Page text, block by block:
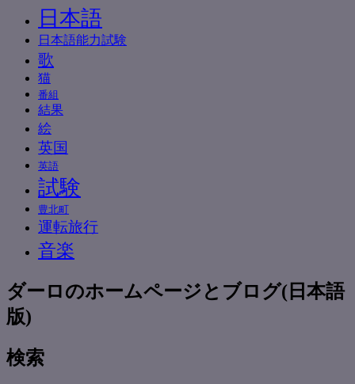
日本語
日本語能力試験
歌
猫
番組
結果
絵
英国
英語
試験
豊北町
運転旅行
音楽
ダーロのホームページとブログ(日本語
版)
検索